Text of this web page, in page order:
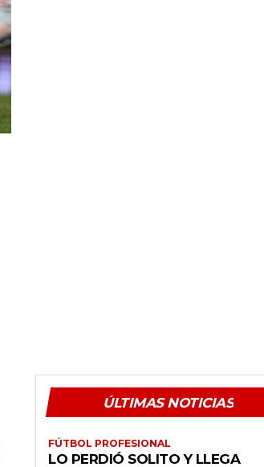
ÚLTIMAS NOTICIAS
FÚTBOL PROFESIONAL
LO PERDIÓ SOLITO Y LLEGA